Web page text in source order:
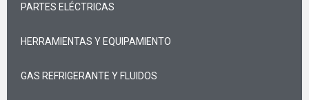
PARTES ELÉCTRICAS
HERRAMIENTAS Y EQUIPAMIENTO
GAS REFRIGERANTE Y FLUIDOS